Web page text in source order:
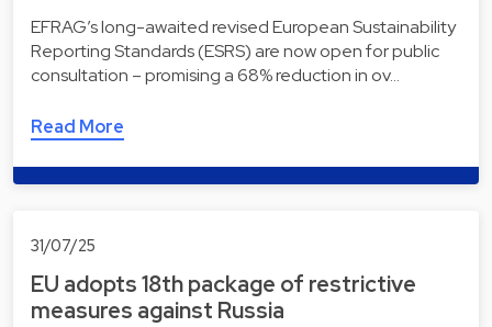
EFRAG’s long-awaited revised European Sustainability
Reporting Standards (ESRS) are now open for public
consultation – promising a 68% reduction in ov…
Read More
31/07/25
EU adopts 18th package of restrictive
measures against Russia